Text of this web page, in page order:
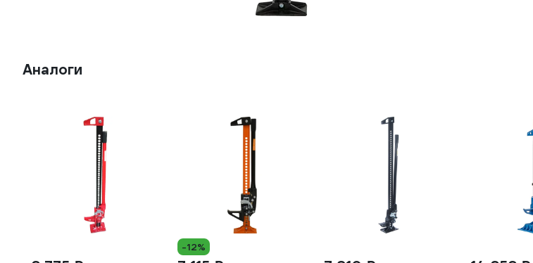
Аналоги
-12%